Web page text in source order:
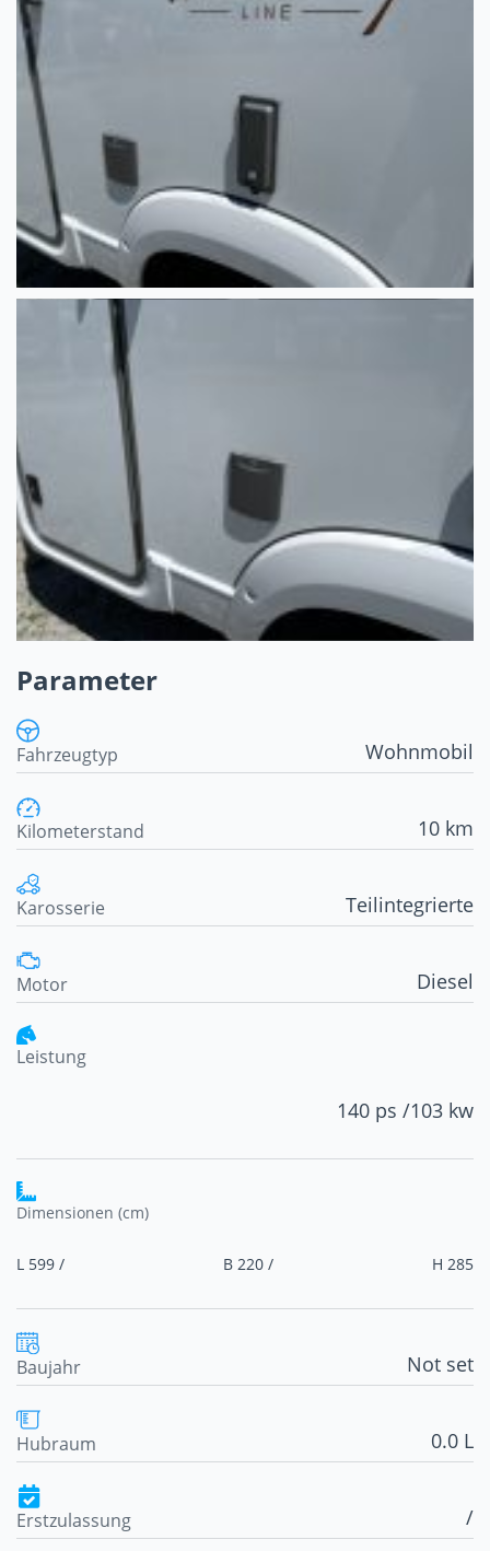
Parameter
Fahrzeugtyp Wohnmobil
Kilometerstand 10 km
Karosserie Teilintegrierte
Motor Diesel
Leistung
140 ps /103 kw
Dimensionen (cm)
L 599 / B 220 / H 285
Baujahr Not set
Hubraum 0.0 L
Erstzulassung /